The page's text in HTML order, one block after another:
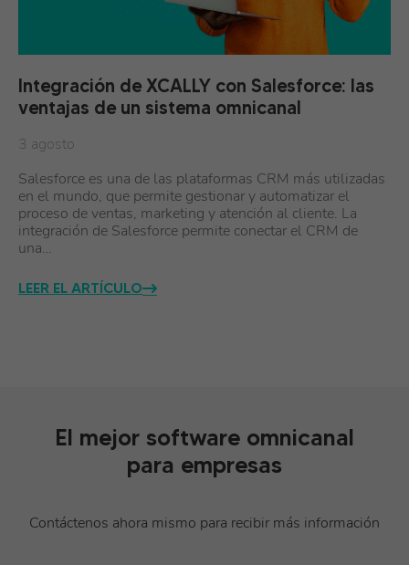
Integración de XCALLY con Salesforce: las
ventajas de un sistema omnicanal
3 agosto
Salesforce es una de las plataformas CRM más utilizadas
en el mundo, que permite gestionar y automatizar el
proceso de ventas, marketing y atención al cliente. La
integración de Salesforce permite conectar el CRM de
una…
LEER EL ARTÍCULO
El mejor software omnicanal
para empresas
Contáctenos ahora mismo para recibir más información